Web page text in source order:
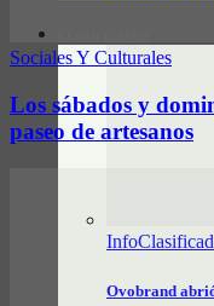
Ovobrand
Sociales Y Culturales
Los sábados y
paseo de artesanos